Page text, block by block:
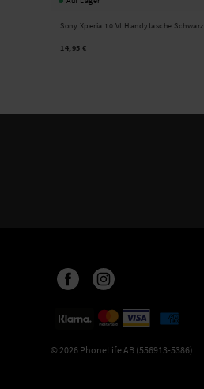
Sony Xperia 10 VI Handytasche Schwarz
14,95 €
© 2026 PhoneLife AB (556913-5386)